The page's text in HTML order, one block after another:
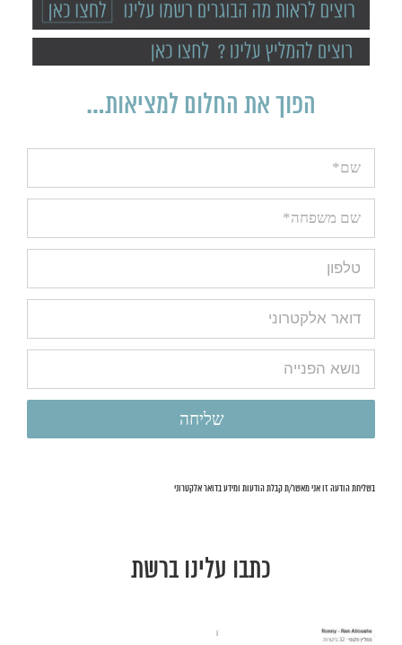
הפוך את החלום למציאות…
בשליחת הודעה זו אני מאשר/ת קבלת הודעות ומידע בדואר אלקטרוני
כתבו עלינו ברשת